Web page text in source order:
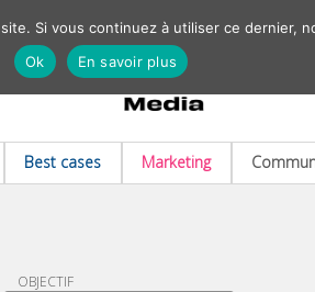
Best cases Marketing
OBJECTIF
Si vous continuez à utiliser ce dernier,
Ok
En savoir plus